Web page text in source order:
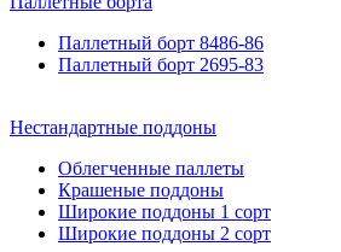
Паллетный борт 8486-86
Паллетный борт 2695-83
Нестандартные поддоны
Облегченные паллеты
Крашеные поддоны
Широкие поддоны 1 сорт
Широкие поддоны 2 сорт